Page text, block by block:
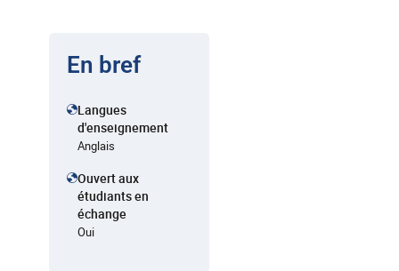
En bref
Langues
d'enseignement
Anglais
Ouvert aux
étudiants en
échange
Oui